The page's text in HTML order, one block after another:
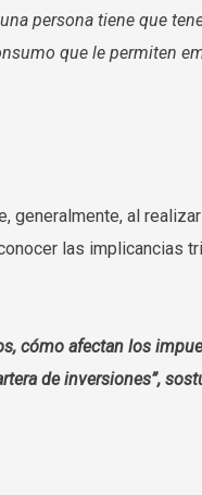
persona tiene que
que le permiten
generalmente, al
las implicancias
cómo afectan los
de inversiones”,